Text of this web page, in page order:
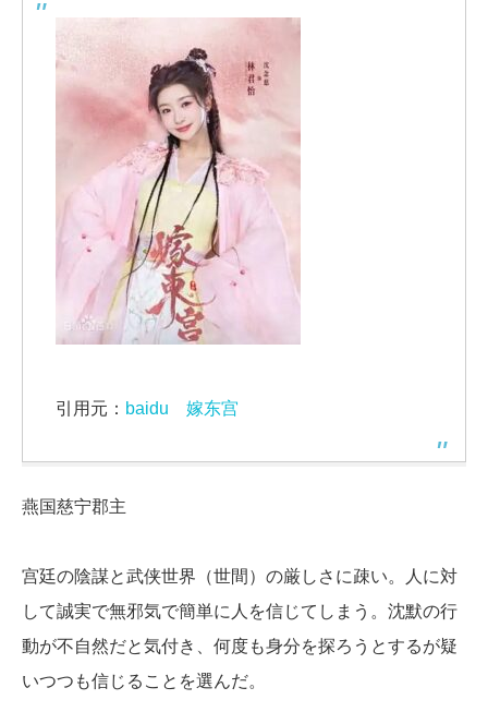
引用元： baidu 嫁东宫
燕国慈宁郡主
宫廷の陰謀と武侠世界（世間）の厳しさに疎い。人に対
して誠実で無邪気で簡単に人を信じてしまう。沈默の行
動が不自然だと気付き、何度も身分を探ろうとするが疑
いつつも信じることを選んだ。